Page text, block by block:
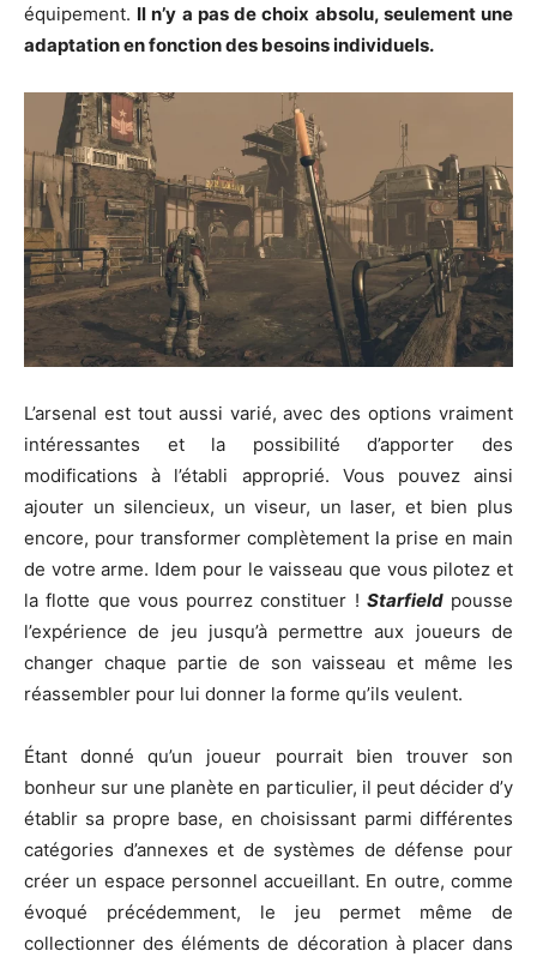
équipement. Il n’y a pas de choix absolu, seulement une
adaptation en fonction des besoins individuels.
L’arsenal est tout aussi varié, avec des options vraiment
intéressantes et la possibilité d’apporter des
modifications à l’établi approprié. Vous pouvez ainsi
ajouter un silencieux, un viseur, un laser, et bien plus
encore, pour transformer complètement la prise en main
de votre arme. Idem pour le vaisseau que vous pilotez et
la flotte que vous pourrez constituer ! Starfieldpousse
l’expérience de jeu jusqu’à permettre aux joueurs de
changer chaque partie de son vaisseau et même les
réassembler pour lui donner la forme qu’ils veulent.
Étant donné qu’un joueur pourrait bien trouver son
bonheur sur une planète en particulier, il peut décider d’y
établir sa propre base, en choisissant parmi différentes
catégories d’annexes et de systèmes de défense pour
créer un espace personnel accueillant. En outre, comme
évoqué précédemment, le jeu permet même de
collectionner des éléments de décoration à placer dans